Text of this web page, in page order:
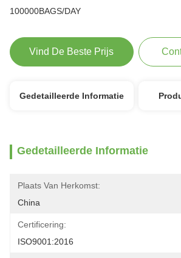
100000BAGS/DAY
Vind De Beste Prijs
Gedetailleerde Informatie
Gedetailleerde Informatie
Plaats Van Herkomst:
China
Certificering:
ISO9001:2016